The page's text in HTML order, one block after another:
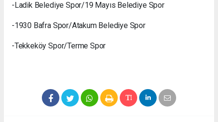
-Ladik Belediye Spor/19 Mayıs Belediye Spor
-1930 Bafra Spor/Atakum Belediye Spor
-Tekkeköy Spor/Terme Spor